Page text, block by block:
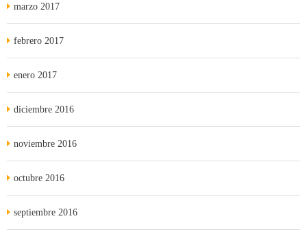
marzo 2017
febrero 2017
enero 2017
diciembre 2016
noviembre 2016
octubre 2016
septiembre 2016